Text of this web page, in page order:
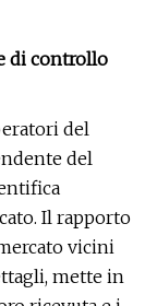
di controllo
del
del
Il rapporto
vicini
mette in